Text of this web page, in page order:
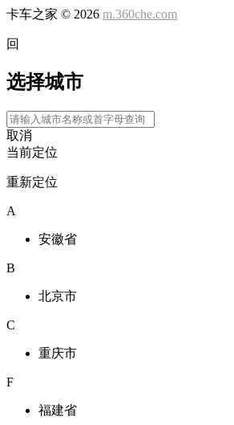
卡车之家 © 2026 m.360che.com
回
选择城市
取消
当前定位
重新定位
A
安徽省
B
北京市
C
重庆市
F
福建省